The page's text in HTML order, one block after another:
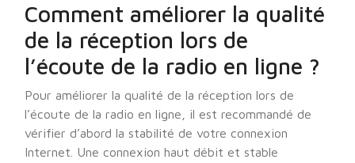
Comment améliorer la qualité
de la réception lors de
l’écoute de la radio en ligne ?
Pour améliorer la qualité de la réception lors de
l’écoute de la radio en ligne, il est recommandé de
vérifier d’abord la stabilité de votre connexion
Internet. Une connexion haut débit et stable